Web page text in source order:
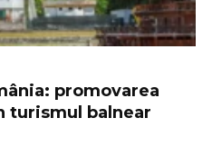
promovarea
turismul balnear